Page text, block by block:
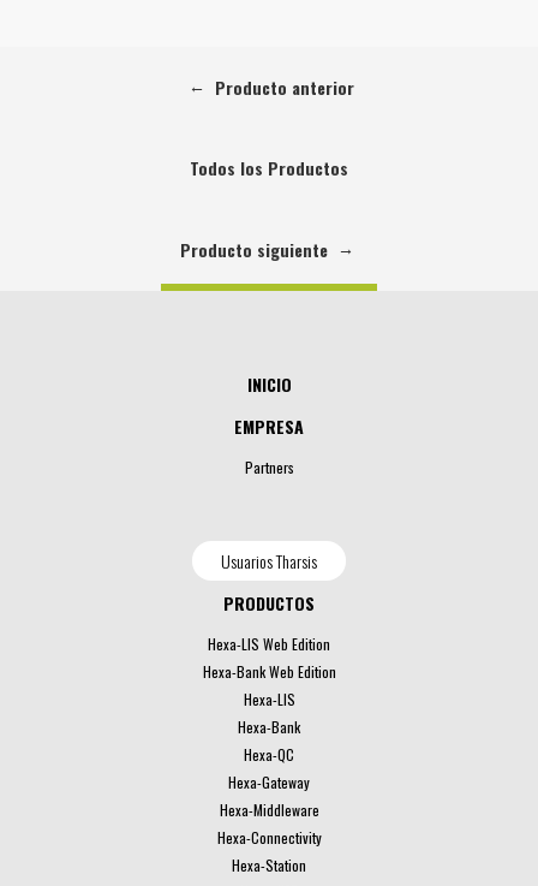
← Producto anterior
Todos los Productos
Producto siguiente →
INICIO
EMPRESA
Partners
Usuarios Tharsis
PRODUCTOS
Hexa-LIS Web Edition
Hexa-Bank Web Edition
Hexa-LIS
Hexa-Bank
Hexa-QC
Hexa-Gateway
Hexa-Middleware
Hexa-Connectivity
Hexa-Station